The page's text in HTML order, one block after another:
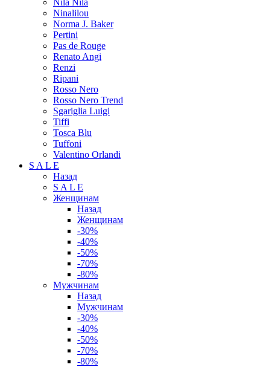
Nila Nila
Ninalilou
Norma J. Baker
Pertini
Pas de Rouge
Renato Angi
Renzi
Ripani
Rosso Nero
Rosso Nero Trend
Sgariglia Luigi
Tiffi
Tosca Blu
Tuffoni
Valentino Orlandi
S A L E
Назад
S A L E
Женщинам
Назад
Женщинам
-30%
-40%
-50%
-70%
-80%
Мужчинам
Назад
Мужчинам
-30%
-40%
-50%
-70%
-80%